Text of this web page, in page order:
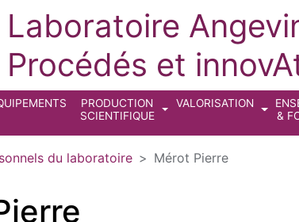
Laboratoire
Procédés et
PRODUCTION
SCIENTIFIQUE
VALORISATION
&
du laboratoire Mérot Pierre